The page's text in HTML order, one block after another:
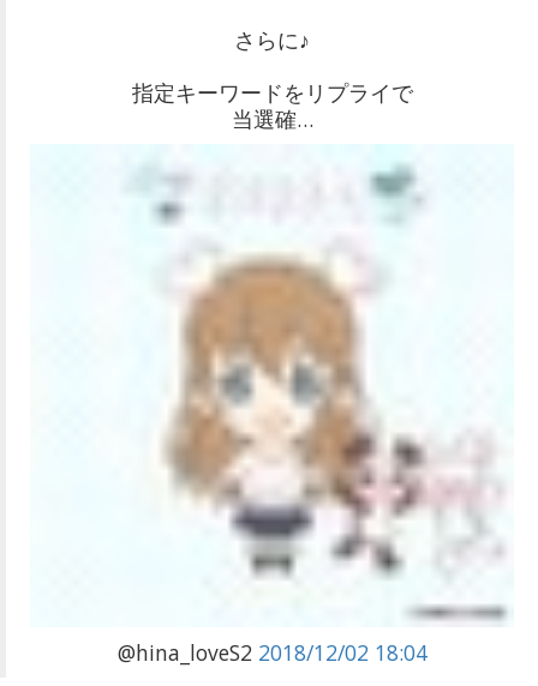
さらに♪
指定キーワードをリプライで
当選確…
@hina_loveS2 2018/12/02 18:04